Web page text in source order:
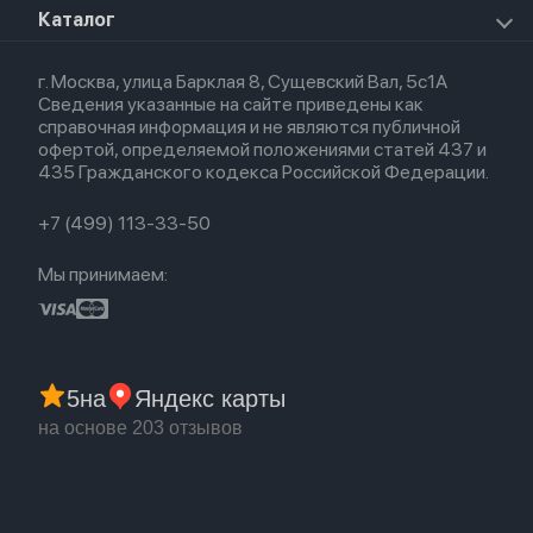
Apple Watch Ultra
Airpods Max
Airpods 2
Airpods (1-е)
AirTag
Для iPhone
Для Apple Watch
О магазине
Политика конфиденциальности
Оплата и доставка
Партнерская программа
Гарантия
Обмен и возврат
Trade-in
Каталог
Новые поступления
Популярное
Акции
г. Москва, улица Барклая 8, Сущевский Вал, 5с1А
Сведения указанные на сайте приведены как
справочная информация и не являются публичной
офертой, определяемой положениями статей 437 и
435 Гражданского кодекса Российской Федерации.
+7 (499) 113-33-50
Мы принимаем:
5на Яндекс карты
на основе 203 отзывов